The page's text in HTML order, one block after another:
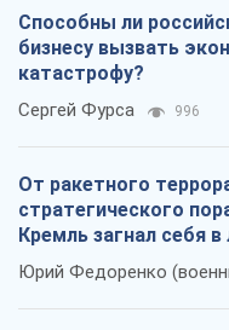
Способны ли
бизнесу вызвать
катастрофу?
Сергей Фурса 996
От ракетного
стратегического
Кремль загнал себя
Юрий Федоренко